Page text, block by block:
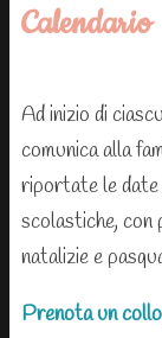
Calendario
Ad inizio di
comunica alla
riportate le
scolastiche,
natalizie e
Prenota un